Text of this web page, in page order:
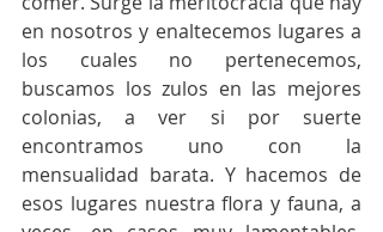
en nosotros y enaltecemos lugares a
los cuales no pertenecemos,
buscamos los zulos en las mejores
colonias, a ver si por suerte
encontramos uno con la
mensualidad barata. Y hacemos de
esos lugares nuestra flora y fauna, a